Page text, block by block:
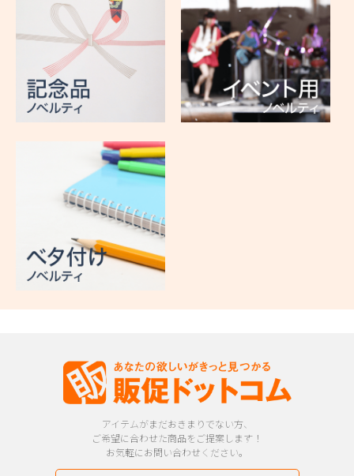
アイテムがまだおきまりでない方、
ご希望に合わせた商品をご提案します！
お気軽にお問い合わせください。